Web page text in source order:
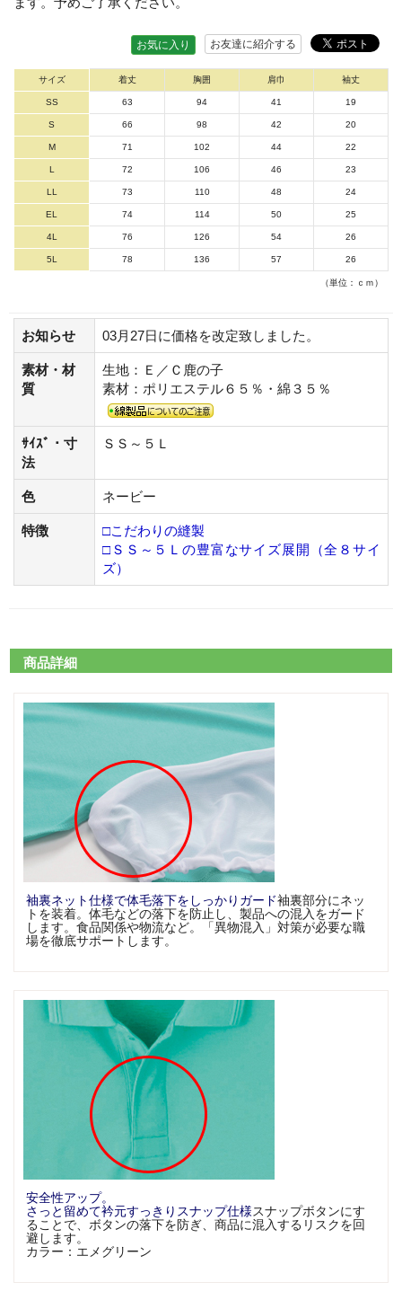
お友達に紹介する
お気に入り
サイズ 着丈 胸囲 肩巾 袖丈
SS 63 94 41 19
S 66 98 42 20
M 71 102 44 22
L 72 106 46 23
LL 73 110 48 24
EL 74 114 50 25
4L 76 126 54 26
5L 78 136 57 26
（単位：ｃｍ）
お知らせ 03月27日に価格を改定致しました。
素材・材
質
生地：Ｅ／Ｃ鹿の子
素材：ポリエステル６５％・綿３５％
ｻｲｽﾞ・寸
法
ＳＳ～５Ｌ
色 ネービー
特徴
□こだわりの縫製
□ＳＳ～５Ｌの豊富なサイズ展開（全８サイ
ズ）
商品詳細
袖裏ネット仕様で体毛落下をしっかりガード袖裏部分にネッ
トを装着。体毛などの落下を防止し、製品への混入をガード
します。食品関係や物流など。「異物混入」対策が必要な職
場を徹底サポートします。
安全性アップ。
さっと留めて衿元すっきりスナップ仕様スナップボタンにす
ることで、ボタンの落下を防ぎ、商品に混入するリスクを回
避します。
カラー：エメグリーン